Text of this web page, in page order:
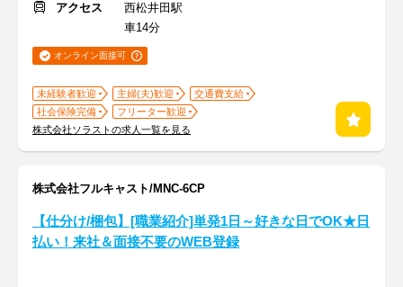
アクセス
西松井田駅
車14分
オンライン面接可
未経験者歓迎 主婦(夫)歓迎
交通費支給
社会保険完備
フリーター歓迎
株式会社ソラストの求人一覧を見る
株式会社フルキャスト/MNC-6CP
【仕分け/梱包】[職業紹介]単発1日～好きな日でOK★日
払い！来社＆面接不要のWEB登録